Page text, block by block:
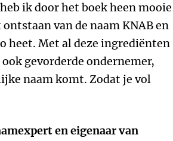
ik door het boek heen mooie
van de naam KNAB en
heet. Met al deze ingrediënten
gevorderde ondernemer,
naam komt. Zodat je vol
en eigenaar van